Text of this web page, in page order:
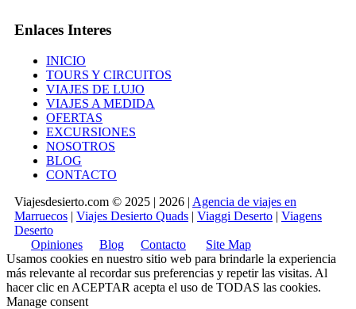
Enlaces Interes
INICIO
TOURS Y CIRCUITOS
VIAJES DE LUJO
VIAJES A MEDIDA
OFERTAS
EXCURSIONES
NOSOTROS
BLOG
CONTACTO
Viajesdesierto.com © 2025 | 2026 | Agencia de viajes en
Marruecos | Viajes Desierto Quads | Viaggi Deserto | Viagens
Deserto
Opiniones
Blog Contacto
Site Map
Usamos cookies en nuestro sitio web para brindarle la experiencia
más relevante al recordar sus preferencias y repetir las visitas. Al
hacer clic en ACEPTAR acepta el uso de TODAS las cookies.
Manage consent